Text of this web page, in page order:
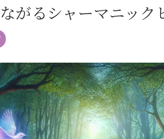
がるシャーマニック